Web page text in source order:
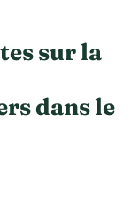
sur la
dans le